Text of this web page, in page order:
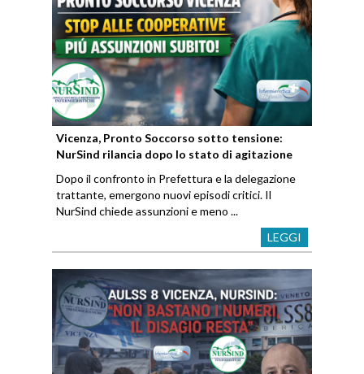
Vicenza, Pronto Soccorso sotto tensione:
NurSind rilancia dopo lo stato di agitazione
Dopo il confronto in Prefettura e la delegazione
trattante, emergono nuovi episodi critici. Il
NurSind chiede assunzioni e meno ...
LEGGI